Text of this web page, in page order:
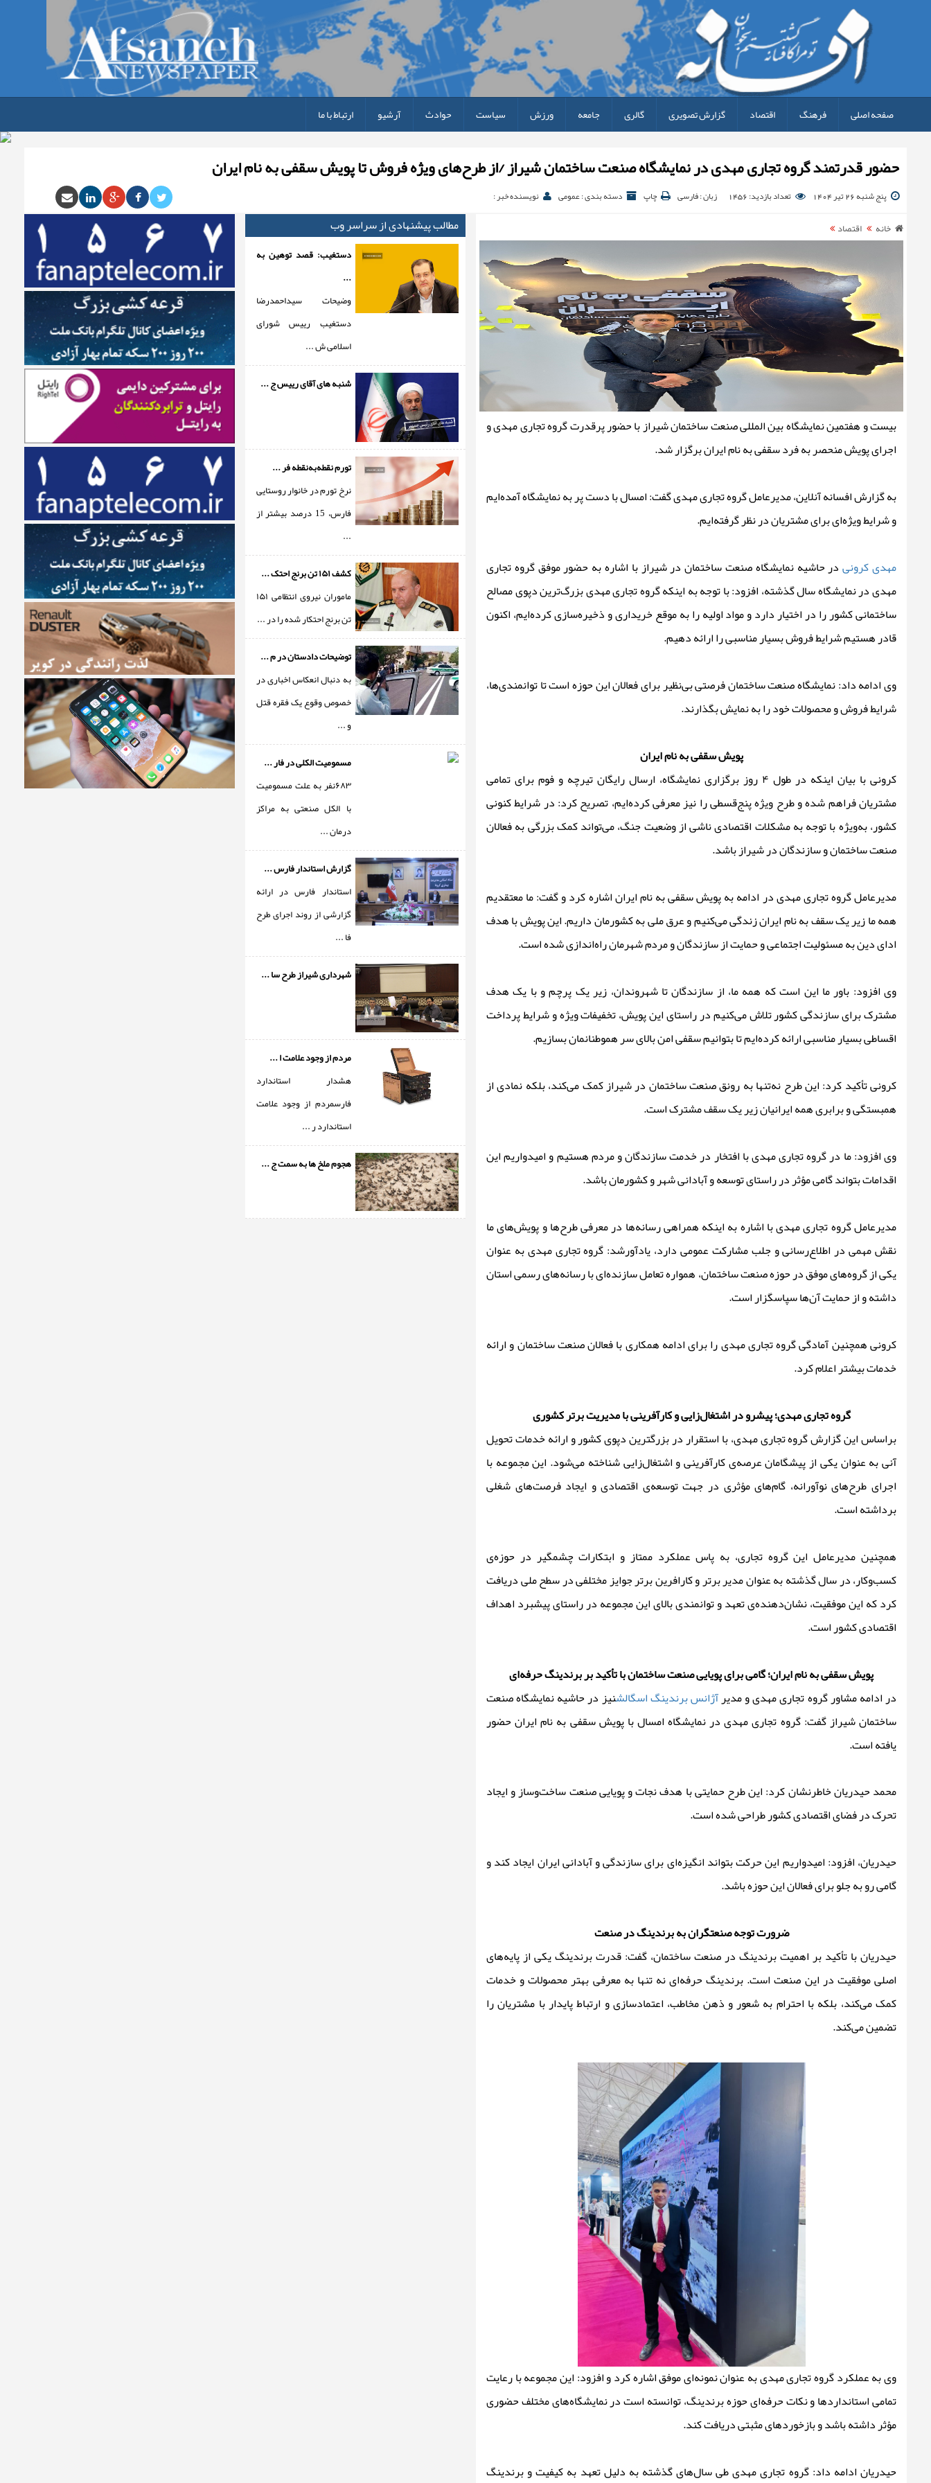
صفحه اصلی فرهنگ اقتصاد گزارش تصویری گالری جامعه ورزش سیاست حوادث آرشیو ارتباط با ما
حضور قدرتمند گروه تجاری مهدی در نمایشگاه صنعت ساختمان شیراز /از طرح‌های ویژه فروش تا پویش سقفی به نام ایران
پنج شنبه 26 تیر 1404 تعداد بازدید: 1456 زبان : فارسی چاپ دسته بندی : عمومی نویسنده خبر :
خانه اقتصاد
بیست و هفتمین نمایشگاه بین المللی صنعت ساختمان شیراز با حضور پرقدرت گروه تجاری مهدی و
اجرای پویش منحصر به فرد سقفی به نام ایران برگزار شد.
به گزارش افسانه آنلاین، مدیرعامل گروه تجاری مهدی گفت: امسال با دست پر به نمایشگاه آمده‌ایم
و شرایط ویژه‌ای برای مشتریان در نظر گرفته‌ایم.
مهدی کرونیدر حاشیه نمایشگاه صنعت ساختمان در شیراز با اشاره به حضور موفق گروه تجاری
مهدی در نمایشگاه سال گذشته، افزود: با توجه به اینکه گروه تجاری مهدی بزرگ‌ترین دپوی مصالح
ساختمانی کشور را در اختیار دارد و مواد اولیه را به موقع خریداری و ذخیره‌سازی کرده‌ایم، اکنون
قادر هستیم شرایط فروش بسیار مناسبی را ارائه دهیم.
وی ادامه داد: نمایشگاه صنعت ساختمان فرصتی بی‌نظیر برای فعالان این حوزه است تا توانمندی‌ها،
شرایط فروش و محصولات خود را به نمایش بگذارند.
پویش سقفی به نام ایران
کرونی با بیان اینکه در طول ۴ روز برگزاری نمایشگاه، ارسال رایگان تیرچه و فوم برای تمامی
مشتریان فراهم شده و طرح ویژه پنج‌قسطی را نیز معرفی کرده‌ایم، تصریح کرد: در شرایط کنونی
کشور، به‌ویژه با توجه به مشکلات اقتصادی ناشی از وضعیت جنگ، می‌تواند کمک بزرگی به فعالان
صنعت ساختمان و سازندگان در شیراز باشد.
مدیرعامل گروه تجاری مهدی در ادامه به پویش سقفی به نام ایران اشاره کرد و گفت: ما معتقدیم
همه ما زیر یک سقف به نام ایران زندگی می‌کنیم و عرق ملی به کشورمان داریم. این پویش با هدف
ادای دین به مسئولیت اجتماعی و حمایت از سازندگان و مردم شهرمان راه‌اندازی شده است.
وی افزود: باور ما این است که همه ما، از سازندگان تا شهروندان، زیر یک پرچم و با یک هدف
مشترک برای سازندگی کشور تلاش می‌کنیم در راستای این پویش، تخفیفات ویژه و شرایط پرداخت
اقساطی بسیار مناسبی ارائه کرده‌ایم تا بتوانیم سقفی امن بالای سر هموطنانمان بسازیم.
کرونی تأکید کرد: این طرح نه‌تنها به رونق صنعت ساختمان در شیراز کمک می‌کند، بلکه نمادی از
همبستگی و برابری همه ایرانیان زیر یک سقف مشترک است.
وی افزود: ما در گروه تجاری مهدی با افتخار در خدمت سازندگان و مردم هستیم و امیدواریم این
اقدامات بتواند گامی مؤثر در راستای توسعه و آبادانی شهر و کشورمان باشد.
مدیرعامل گروه تجاری مهدی با اشاره به اینکه همراهی رسانه‌ها در معرفی طرح‌ها و پویش‌های ما
نقش مهمی در اطلاع‌رسانی و جلب مشارکت عمومی دارد، یادآورشد: گروه تجاری مهدی به عنوان
یکی از گروه‌های موفق در حوزه صنعت ساختمان، همواره تعامل سازنده‌ای با رسانه‌های رسمی استان
داشته و از حمایت آن‌ها سپاسگزار است.
کرونی همچنین آمادگی گروه تجاری مهدی را برای ادامه همکاری با فعالان صنعت ساختمان و ارائه
خدمات بیشتر اعلام کرد.
گروه تجاری مهدی؛ پیشرو در اشتغال‌زایی و کارآفرینی با مدیریت برتر کشوری
براساس این گزارش گروه تجاری مهدی، با استقرار در بزرگترین دپوی کشور و ارائه خدمات تحویل
آنی به عنوان یکی از پیشگامان عرصه‌ی کارآفرینی و اشتغال‌زایی شناخته می‌شود. این مجموعه با
اجرای طرح‌های نوآورانه، گام‌های مؤثری در جهت توسعه‌ی اقتصادی و ایجاد فرصت‌های شغلی
برداشته است.
همچنین مدیرعامل این گروه تجاری، به پاس عملکرد ممتاز و ابتکارات چشمگیر در حوزه‌ی
کسب‌وکار، در سال گذشته به عنوان مدیر برتر و کارافرین برتر جوایز مختلفی در سطح ملی دریافت
کرد که این موفقیت، نشان‌دهنده‌ی تعهد و توانمندی بالای این مجموعه در راستای پیشبرد اهداف
اقتصادی کشور است.
پویش سقفی به نام ایران؛ گامی برای پویایی صنعت ساختمان با تأکید بر برندینگ حرفه‌ای
در ادامه مشاور گروه تجاری مهدی و مدیرآژانس برندینگ اسگالشنیز در حاشیه نمایشگاه صنعت
ساختمان شیراز گفت: گروه تجاری مهدی در نمایشگاه امسال با پویش سقفی به نام ایران حضور
یافته است.
محمد حیدریان خاطرنشان کرد: این طرح حمایتی با هدف نجات و پویایی صنعت ساخت‌وساز و ایجاد
تحرک در فضای اقتصادی کشور طراحی شده است.
حیدریان، افزود: امیدواریم این حرکت بتواند انگیزه‌ای برای سازندگی و آبادانی ایران ایجاد کند و
گامی رو به جلو برای فعالان این حوزه باشد.
ضرورت توجه صنعتگران به برندینگ در صنعت
حیدریان با تأکید بر اهمیت برندینگ در صنعت ساختمان، گفت: قدرت برندینگ یکی از پایه‌های
اصلی موفقیت در این صنعت است. برندینگ حرفه‌ای نه‌ تنها به معرفی بهتر محصولات و خدمات
کمک می‌کند، بلکه با احترام به شعور و ذهن مخاطب، اعتمادسازی و ارتباط پایدار با مشتریان را
تضمین می‌کند.
وی به عملکرد گروه تجاری مهدی به عنوان نمونه‌ای موفق اشاره کرد و افزود: این مجموعه با رعایت
تمامی استانداردها و نکات حرفه‌ای حوزه برندینگ، توانسته است در نمایشگاه‌های مختلف حضوری
مؤثر داشته باشد و بازخوردهای مثبتی دریافت کند.
حیدریان ادامه داد: گروه تجاری مهدی طی سال‌های گذشته به دلیل تعهد به کیفیت و برندینگ
مطالب پیشنهادی از سراسر وب
دستغیب: قصد توهین به
...
وضیحات سیداحمدرضا
دستغیب رییس شورای
اسلامی ‌ش ...
شنبه های آقای رییس ج ...
تورم نقطه‌به‌نقطه فر ...
نرخ تورم در خانوار روستایی
فارس، 15 درصد بیشتر از
...
کشف ۱۵۱ تن برنج احتک ...
ماموران نیروی انتظامی ۱۵۱
تن برنج احتکار شده را در ...
توضیحات دادستان در م ...
به دنبال انعکاس اخباری در
خصوص وقوع یک فقره قتل
و ...
مسمومیت الکلی در فار ...
۶۸۳نفر به علت مسمومیت
با الکل صنعتی به مراکز
درمان ...
گزارش استاندار فارس ...
استاندار فارس در ارائه
گزارشی از روند اجرای طرح
فا ...
شهرداری شیراز طرح سا ...
مردم از وجود علامت ا ...
هشدار استاندارد
فارسمردم از وجود علامت
استاندارد ر ...
هجوم ملخ ها به سمت ج ...